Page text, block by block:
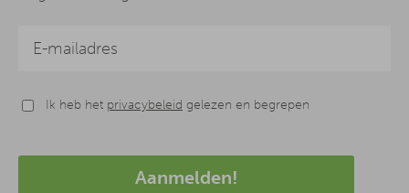
Ik heb het privacybeleid gelezen en begrepen
Aanmelden!